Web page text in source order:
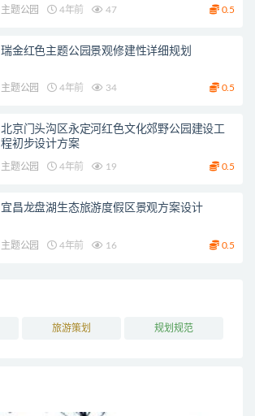
主题公园 4年前 47 0.5
瑞金红色主题公园景观修建性详细规划
主题公园 4年前 34 0.5
北京门头沟区永定河红色文化郊野公园建设工
程初步设计方案
主题公园 4年前 19 0.5
宜昌龙盘湖生态旅游度假区景观方案设计
主题公园 4年前 16 0.5
旅游策划 规划规范